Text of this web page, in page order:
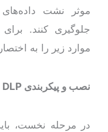
موثر نشت
موارد زیر را به
نصب و پیکربندی DLP